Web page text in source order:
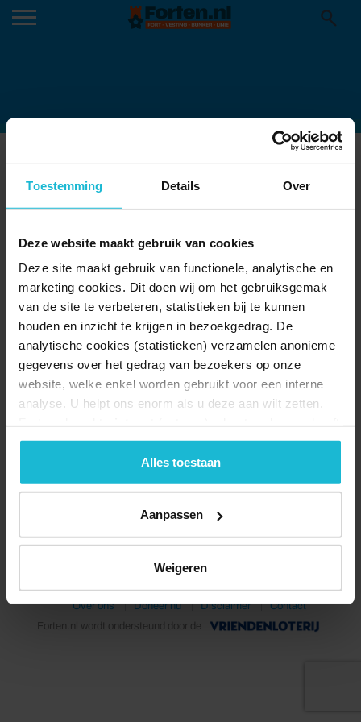
Toestemming Details Over
Deze website maakt gebruik van cookies
Deze site maakt gebruik van functionele, analytische en
marketing cookies. Dit doen wij om het gebruiksgemak
van de site te verbeteren, statistieken bij te kunnen
houden en inzicht te krijgen in bezoekgedrag. De
analytische cookies (statistieken) verzamelen anonieme
gegevens over het gedrag van bezoekers op onze
website, welke enkel worden gebruikt voor een interne
analyse. U helpt ons enorm als u deze aan wilt zetten.
geen commerciële doelstelling. U kunt deze cookies via
de knoppen accepteren, beheren of weigeren.
Alles toestaan
Aanpassen
Weigeren
SLO-WEEKEND
VERDEDINGSERFGOED-
BANNER_1200X1200_ALGEMEEN
Over ons
Doneer nu Disclaimer
Contact
Forten.nl wordt ondersteund door de